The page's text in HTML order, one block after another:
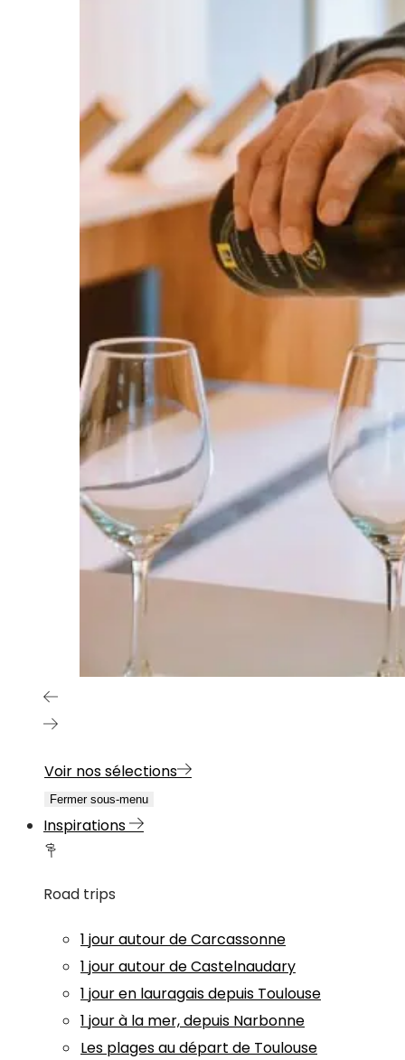
Voir nos sélections
Fermer sous-menu
Inspirations
Road trips
1 jour autour de Carcassonne
1 jour autour de Castelnaudary
1 jour en lauragais depuis Toulouse
1 jour à la mer, depuis Narbonne
Les plages au départ de Toulouse